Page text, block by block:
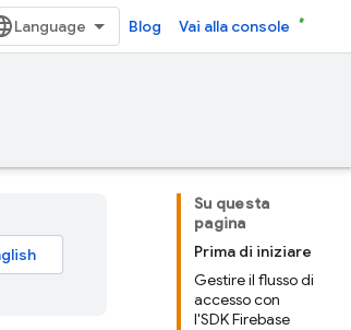
Blog Vai alla console
Su questa
pagina
Prima di iniziare
Gestire il flusso di
accesso con
l'SDK Firebase